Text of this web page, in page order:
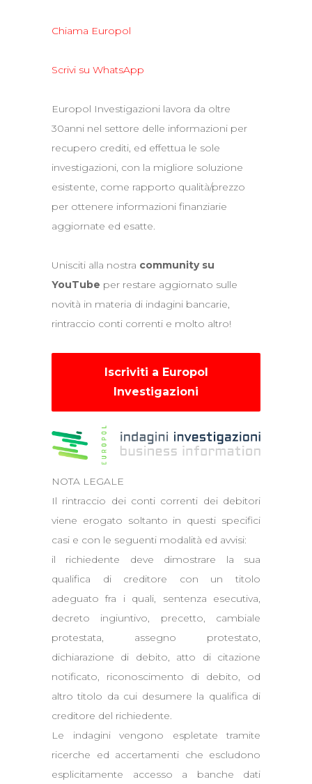
Chiama Europol
Scrivi su WhatsApp
Europol Investigazioni lavora da oltre
30anni nel settore delle informazioni per
recupero crediti, ed effettua le sole
investigazioni, con la migliore soluzione
esistente, come rapporto qualità/prezzo
per ottenere informazioni finanziarie
aggiornate ed esatte.
Unisciti alla nostra community su
YouTube per restare aggiornato sulle
novità in materia di indagini bancarie,
rintraccio conti correnti e molto altro!
Iscriviti a Europol
Investigazioni
NOTA LEGALE
Il rintraccio dei conti correnti dei debitori
viene erogato soltanto in questi specifici
casi e con le seguenti modalità ed avvisi:
il richiedente deve dimostrare la sua
qualifica di creditore con un titolo
adeguato fra i quali, sentenza esecutiva,
decreto ingiuntivo, precetto, cambiale
protestata, assegno protestato,
dichiarazione di debito, atto di citazione
notificato, riconoscimento di debito, od
altro titolo da cui desumere la qualifica di
creditore del richiedente.
Le indagini vengono espletate tramite
ricerche ed accertamenti che escludono
esplicitamente accesso a banche dati